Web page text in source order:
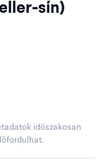
sín)
időszakosan